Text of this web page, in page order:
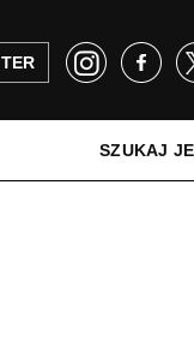
SZUKAJ